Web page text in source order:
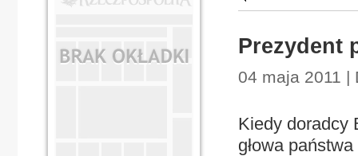
Prezydent
04 maja 2011 |
Kiedy doradcy
głowa